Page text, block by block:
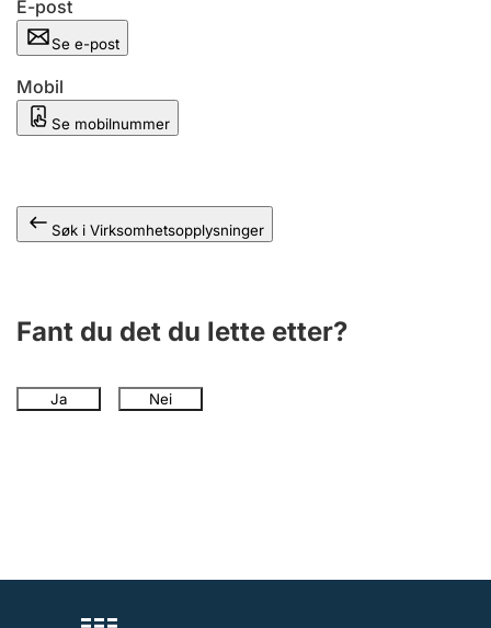
Andre tema
E-post
Se e-post
Mobil
Se mobilnummer
Søk i Virksomhetsopplysninger
Fant du det du lette etter?
Ja Nei